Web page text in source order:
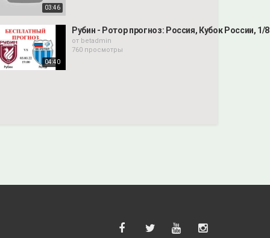
03:46
04:40
Рубин - Ротор прогноз: Россия, Кубок России,
от betadmin
760 просмотры